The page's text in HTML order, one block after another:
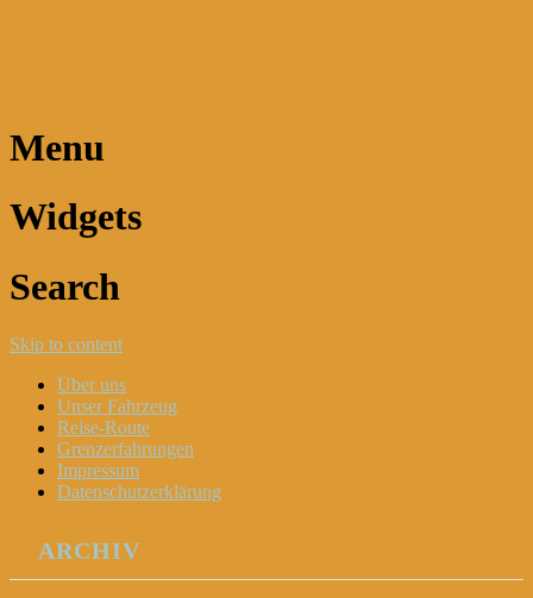
Menu
Widgets
Search
Skip to content
Über uns
Unser Fahrzeug
Reise-Route
Grenzerfahrungen
Impressum
Datenschutzerklärung
ARCHIV